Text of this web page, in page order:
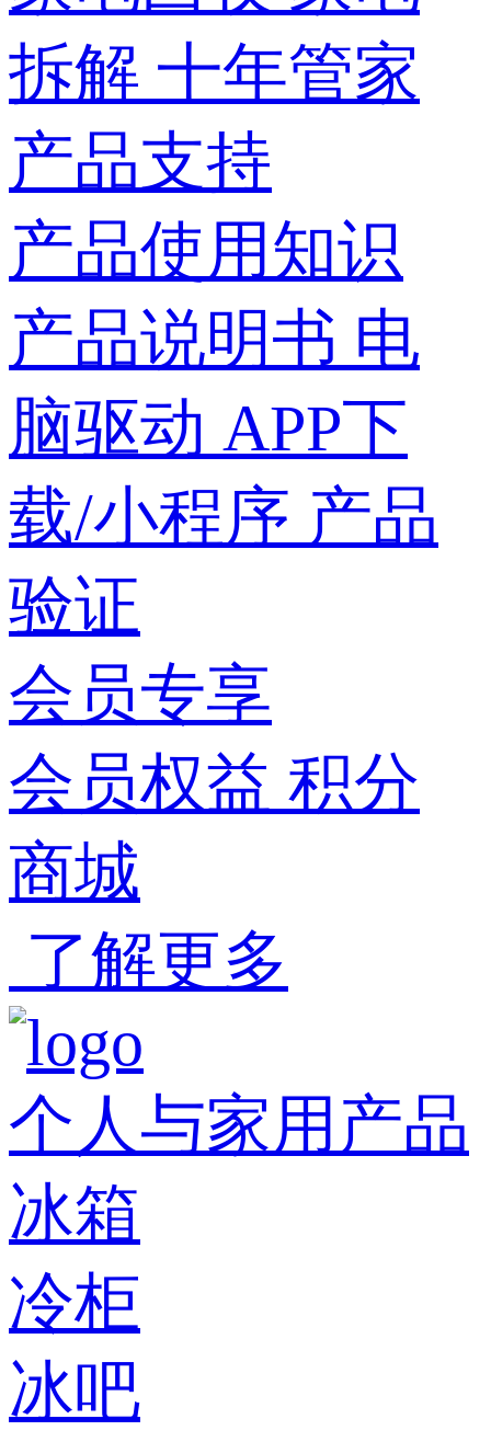
拆解 十年管家
产品支持
产品使用知识
产品说明书 电
脑驱动 APP下
载/小程序 产品
验证
会员专享
会员权益 积分
商城
了解更多
个人与家用产品
冰箱
冷柜
冰吧